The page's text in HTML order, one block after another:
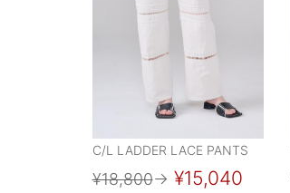
C/L LADDER LACE PANTS
¥18,800→ ¥15,040